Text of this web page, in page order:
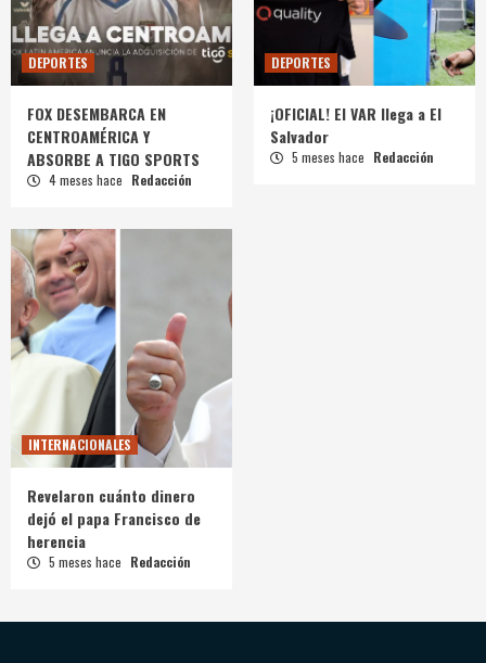
DEPORTES
FOX DESEMBARCA EN
CENTROAMÉRICA Y
ABSORBE A TIGO SPORTS
4 meses hace Redacción
DEPORTES
¡OFICIAL! El VAR llega a El
Salvador
5 meses hace Redacción
INTERNACIONALES
Revelaron cuánto dinero
dejó el papa Francisco de
herencia
5 meses hace Redacción